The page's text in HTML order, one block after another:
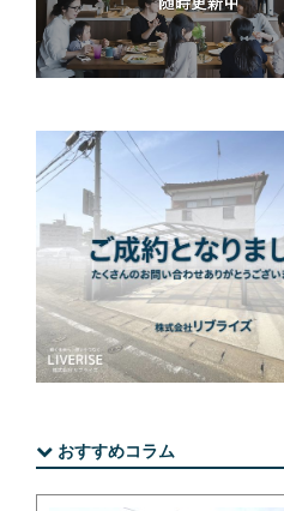
おすすめコラム